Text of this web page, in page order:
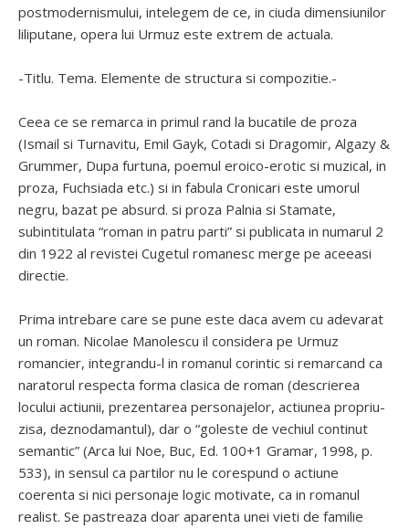
postmodernismului, intelegem de ce, in ciuda dimensiunilor
liliputane, opera lui Urmuz este extrem de actuala.
-Titlu. Tema. Elemente de structura si compozitie.-
Ceea ce se remarca in primul rand la bucatile de proza
(Ismail si Turnavitu, Emil Gayk, Cotadi si Dragomir, Algazy &
Grummer, Dupa furtuna, poemul eroico-erotic si muzical, in
proza, Fuchsiada etc.) si in fabula Cronicari este umorul
negru, bazat pe absurd. si proza Palnia si Stamate,
subintitulata “roman in patru parti” si publicata in numarul 2
din 1922 al revistei Cugetul romanesc merge pe aceeasi
directie.
Prima intrebare care se pune este daca avem cu adevarat
un roman. Nicolae Manolescu il considera pe Urmuz
romancier, integrandu-l in romanul corintic si remarcand ca
naratorul respecta forma clasica de roman (descrierea
locului actiunii, prezentarea personajelor, actiunea propriu-
zisa, deznodamantul), dar o “goleste de vechiul continut
semantic” (Arca lui Noe, Buc, Ed. 100+1 Gramar, 1998, p.
533), in sensul ca partilor nu le corespund o actiune
coerenta si nici personaje logic motivate, ca in romanul
realist. Se pastreaza doar aparenta unei vieti de familie